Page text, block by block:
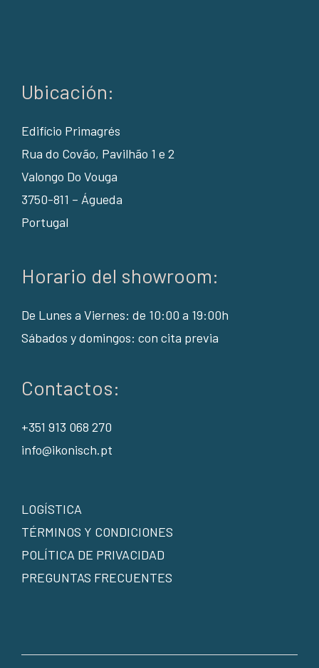
Ubicación:
Edifício Primagrés
Rua do Covão, Pavilhão 1 e 2
Valongo Do Vouga
3750-811 – Águeda
Portugal
Horario del showroom:
De Lunes a Viernes: de 10:00 a 19:00h
Sábados y domingos: con cita previa
Contactos:
+351 913 068 270
info@ikonisch.pt
LOGÍSTICA
TÉRMINOS Y CONDICIONES
POLÍTICA DE PRIVACIDAD
PREGUNTAS FRECUENTES